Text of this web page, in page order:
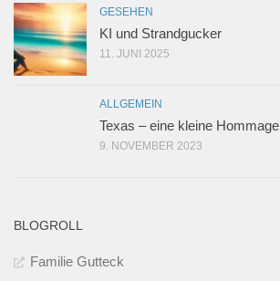
GESEHEN
KI und Strandgucker
11. JUNI 2025
ALLGEMEIN
Texas – eine kleine Hommage
9. NOVEMBER 2023
BLOGROLL
Familie Gutteck